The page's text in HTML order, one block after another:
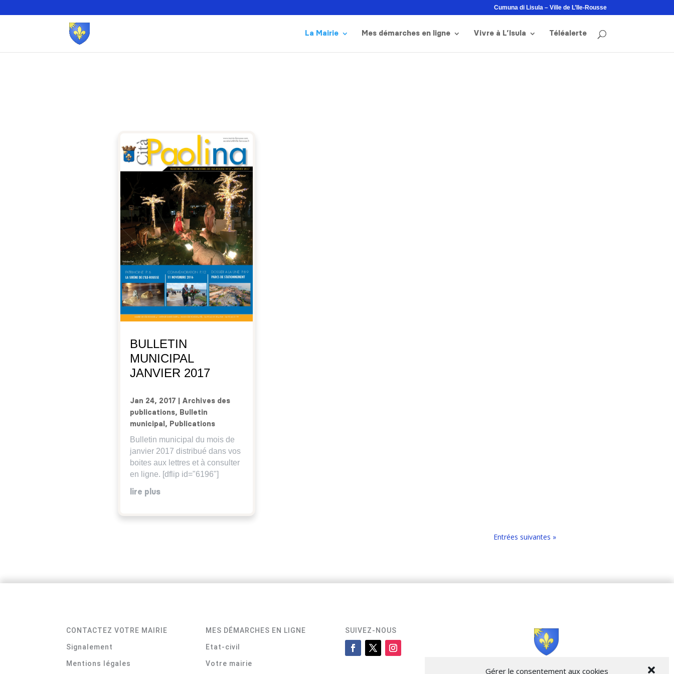
Gérer le consentement aux cookies
Cumuna di Lisula – Ville de L’Ile-Rousse
La Mairie Mes démarches en ligne Vivre à L’Isula Téléalerte
BULLETIN
MUNICIPAL
JANVIER 2017
Jan 24, 2017
Archives des
publications, Bulletin
municipal , Publications
Bulletin municipal du mois de
janvier 2017 distribué dans vos
boites aux lettres et à consulter
en ligne. [dflip id="6196"]
lire plus
Entrées suivantes »
CONTACTEZ VOTRE MAIRIE
Signalement
Mentions légales
MES DÉMARCHES EN LIGNE
Etat-civil
Votre mairie
SUIVEZ-NOUS
Cità di L’Isula